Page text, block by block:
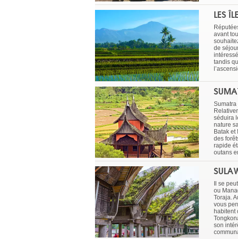
LES
avant
de
tandis
Sumatra
séduira
nature
Batak
des
rapide
outans
Il se
ou
Toraja.
vous
habitent
son